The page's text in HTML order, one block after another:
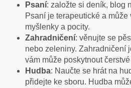
Psaní: založte si deník, blog
Psaní je terapeutické a
myšlenky a pocity.
Zahradničení: věnujte se
nebo zeleniny. Zahradničení
vám může poskytnout
Hudba: Naučte se hrát na
přidejte ke sboru. Hudba